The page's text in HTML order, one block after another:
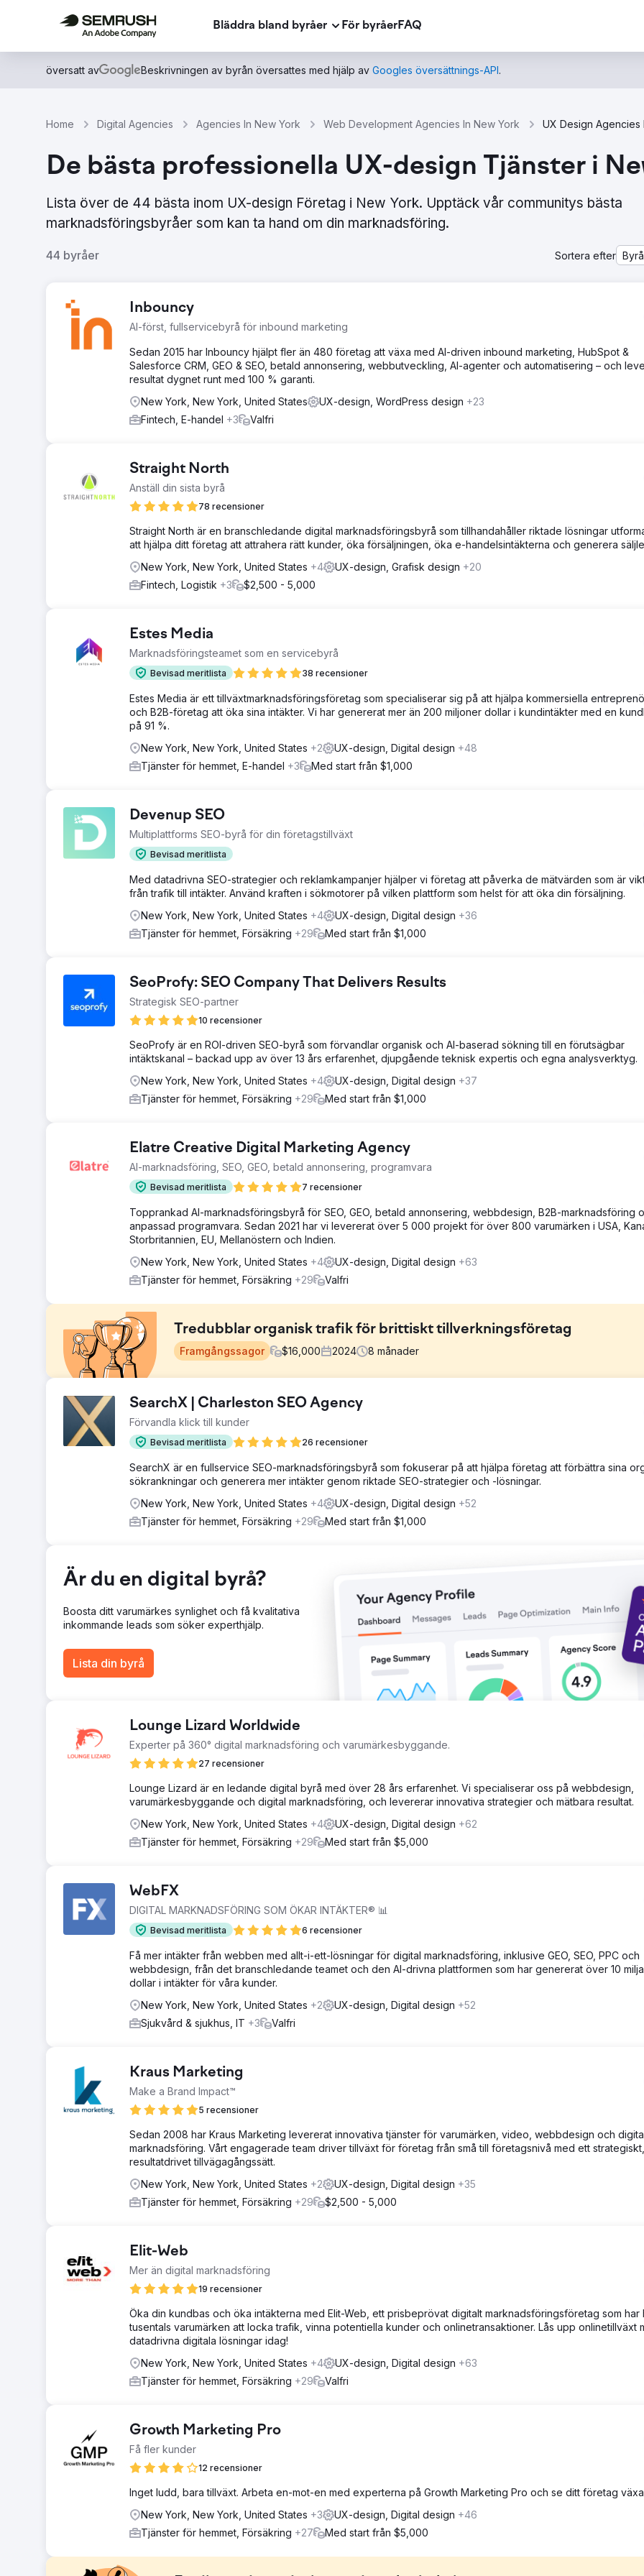
Bläddra bland byråer För byråerFAQ
översatt av Beskrivningen av byrån översattes med hjälp av Googles översättnings-API.
Home Digital Agencies Agencies In New York Web Development Agencies In New York
De bästa professionella UX-design Tjänster i
Lista över de 44 bästa inom UX-design Företag i New York. Upptäck vår communitys bästa
marknadsföringsbyråer som kan ta hand om din marknadsföring.
44 byråer Sortera efter
Inbouncy
AI-först, fullservicebyrå för inbound marketing
Sedan 2015 har Inbouncy hjälpt fler än 480 företag att växa med AI-driven inbound marketing, HubSpot &
Salesforce CRM, GEO & SEO, betald annonsering, webbutveckling, AI-agenter och automatisering – och
resultat dygnet runt med 100 % garanti.
New York, New York, United States
UX-design, WordPress design +23
Fintech, E-handel +3 Valfri
Straight North
Anställ din sista byrå
78 recensioner
Straight North är en branschledande digital marknadsföringsbyrå som tillhandahåller riktade lösningar
att hjälpa ditt företag att attrahera rätt kunder, öka försäljningen, öka e-handelsintäkterna och generera
New York, New York, United States +4 UX-design, Grafisk design +20
Fintech, Logistik +3 $2,500 - 5,000
Estes Media
Marknadsföringsteamet som en servicebyrå
Bevisad meritlista 38 recensioner
Estes Media är ett tillväxtmarknadsföringsföretag som specialiserar sig på att hjälpa kommersiella
och B2B-företag att öka sina intäkter. Vi har genererat mer än 200 miljoner dollar i kundintäkter med en
på 91 %.
New York, New York, United States +2 UX-design, Digital design +48
Tjänster för hemmet, E-handel +3 Med start från $1,000
Devenup SEO
Multiplattforms SEO-byrå för din företagstillväxt
Bevisad meritlista
Med datadrivna SEO-strategier och reklamkampanjer hjälper vi företag att påverka de mätvärden som är
från trafik till intäkter. Använd kraften i sökmotorer på vilken plattform som helst för att öka din försäljning.
New York, New York, United States +4 UX-design, Digital design +36
Tjänster för hemmet, Försäkring +29 Med start från $1,000
SeoProfy: SEO Company That Delivers Results
Strategisk SEO-partner
10 recensioner
SeoProfy är en ROI-driven SEO-byrå som förvandlar organisk och AI-baserad sökning till en förutsägbar
intäktskanal – backad upp av över 13 års erfarenhet, djupgående teknisk expertis och egna analysverktyg.
New York, New York, United States +4 UX-design, Digital design +37
Tjänster för hemmet, Försäkring +29 Med start från $1,000
Elatre Creative Digital Marketing Agency
AI-marknadsföring, SEO, GEO, betald annonsering, programvara
Bevisad meritlista 7 recensioner
Topprankad AI-marknadsföringsbyrå för SEO, GEO, betald annonsering, webbdesign, B2B-marknadsföring
anpassad programvara. Sedan 2021 har vi levererat över 5 000 projekt för över 800 varumärken i USA,
Storbritannien, EU, Mellanöstern och Indien.
New York, New York, United States +4 UX-design, Digital design +63
Tjänster för hemmet, Försäkring +29 Valfri
Tredubblar organisk trafik för brittiskt tillverkningsföretag
Framgångssagor $16,000 2024 8 månader
Utmaning
Kundens webbplats rankades dåligt för branschtermer, hade låga tekniska SEO-poäng, långsamma laddningstider och
innehåll. Detta ledde till svag sökresultat, lågt engagemang och minimal organisk leadgenerering trots en konkurrenskraftig
marknadsnärvaro.
Vi genomförde en fullständig SEO-översyn, lade till generativ motoroptimering (GEO) för AI-sökning, publicerade innehåll
hög auktoritet baserad på köparintention och optimerade Core Web Vitals för att uppfylla prestanda- och UX-riktmärken,
förbättrade både rankningar och konverteringar.
varumärket som en branschledare, vilket driver hållbar långsiktig tillväxt.
SearchX | Charleston SEO Agency
Förvandla klick till kunder
Bevisad meritlista 26 recensioner
SearchX är en fullservice SEO-marknadsföringsbyrå som fokuserar på att hjälpa företag att förbättra sina
sökrankningar och generera mer intäkter genom riktade SEO-strategier och -lösningar.
New York, New York, United States +4 UX-design, Digital design +52
Tjänster för hemmet, Försäkring +29 Med start från $1,000
Är du en digital byrå?
Boosta ditt varumärkes synlighet och få kvalitativa
inkommande leads som söker experthjälp.
Lista din byrå
Lounge Lizard Worldwide
Experter på 360° digital marknadsföring och varumärkesbyggande.
27 recensioner
Lounge Lizard är en ledande digital byrå med över 28 års erfarenhet. Vi specialiserar oss på webbdesign,
varumärkesbyggande och digital marknadsföring, och levererar innovativa strategier och mätbara resultat.
New York, New York, United States +4 UX-design, Digital design +62
Tjänster för hemmet, Försäkring +29 Med start från $5,000
WebFX
DIGITAL MARKNADSFÖRING SOM ÖKAR INTÄKTER® 📊
Bevisad meritlista 6 recensioner
Få mer intäkter från webben med allt-i-ett-lösningar för digital marknadsföring, inklusive GEO, SEO, PPC och
webbdesign, från det branschledande teamet och den AI-drivna plattformen som har genererat över 10
dollar i intäkter för våra kunder.
New York, New York, United States +2 UX-design, Digital design +52
Sjukvård & sjukhus, IT +3 Valfri
Kraus Marketing
Make a Brand Impact™
5 recensioner
Sedan 2008 har Kraus Marketing levererat innovativa tjänster för varumärken, video, webbdesign och
marknadsföring. Vårt engagerade team driver tillväxt för företag från små till företagsnivå med ett strategiskt,
resultatdrivet tillvägagångssätt.
New York, New York, United States +2 UX-design, Digital design +35
Tjänster för hemmet, Försäkring +29 $2,500 - 5,000
Elit-Web
Mer än digital marknadsföring
19 recensioner
Öka din kundbas och öka intäkterna med Elit-Web, ett prisbeprövat digitalt marknadsföringsföretag som har
tusentals varumärken att locka trafik, vinna potentiella kunder och onlinetransaktioner. Lås upp onlinetillväxt
datadrivna digitala lösningar idag!
New York, New York, United States +4 UX-design, Digital design +63
Tjänster för hemmet, Försäkring +29 Valfri
Growth Marketing Pro
Få fler kunder
12 recensioner
Inget ludd, bara tillväxt. Arbeta en-mot-en med experterna på Growth Marketing Pro och se ditt företag
New York, New York, United States +3 UX-design, Digital design +46
Tjänster för hemmet, Försäkring +27 Med start från $5,000